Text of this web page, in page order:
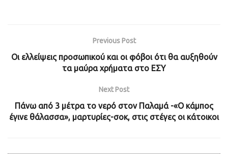
Previous Post
Οι ελλείψεις προσωπικού και οι φόβοι ότι θα αυξηθούν
τα μαύρα χρήματα στο ΕΣΥ
Next Post
Πάνω από 3 μέτρα το νερό στον Παλαμά -«Ο κάμπος
έγινε θάλασσα», μαρτυρίες-σοκ, στις στέγες οι κάτοικοι